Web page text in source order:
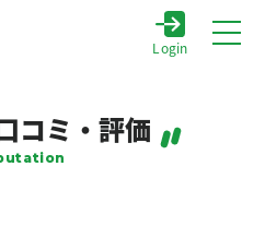
Login
コミ・評価